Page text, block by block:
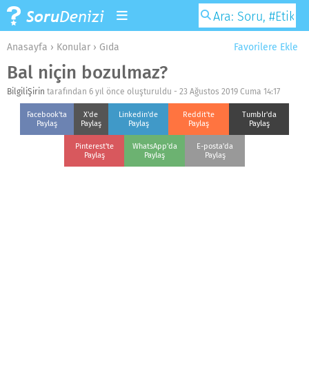
Favorilere Ekle
Anasayfa › Konular › Gıda
Bal niçin bozulmaz?
BilgiliŞirin tarafından 6 yıl önce oluşturuldu - 23 Ağustos 2019 Cuma 14:17
Facebook'ta
Paylaş
X'de
Paylaş
Linkedin'de
Paylaş
Reddit'te
Paylaş
Tumblr'da
Paylaş
Pinterest'te
Paylaş
WhatsApp'da
Paylaş
E-posta'da
Paylaş